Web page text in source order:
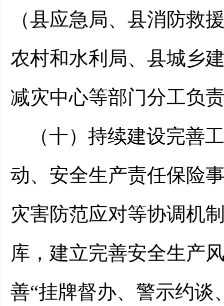
（县应急局、县消防救
农村和水利 局、 县城乡
减灾中心等部门分工负
（十）持续建设完善
动、 安全生产责任保险
灾害防范应对等协调机
库， 建立完善安全生产
善“挂牌督办、警示约谈